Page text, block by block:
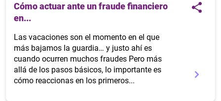
Cómo actuar ante un fraude financiero
en...
Las vacaciones son el momento en el que
más bajamos la guardia… y justo ahí es
cuando ocurren muchos fraudes Pero más
allá de los pasos básicos, lo importante es
cómo reaccionas en los primeros...